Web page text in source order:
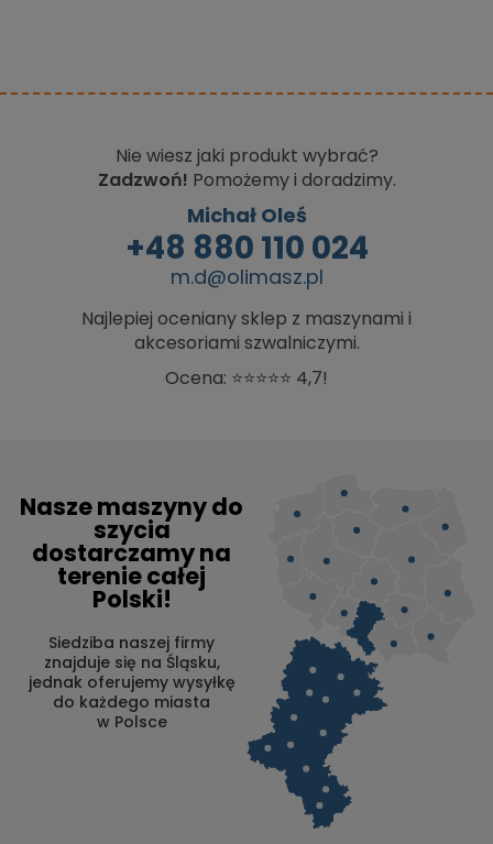
Nie wiesz jaki produkt wybrać?
Zadzwoń! Pomożemy i doradzimy.
Michał Oleś
+48 880 110 024
m.d@olimasz.pl
Najlepiej oceniany sklep z maszynami i
akcesoriami szwalniczymi.
Ocena: ⭐⭐⭐⭐⭐ 4,7!
Nasze maszyny do
szycia
dostarczamy na
terenie całej
Polski!
Siedziba naszej firmy
znajduje się na Śląsku,
jednak oferujemy wysyłkę
do każdego miasta
w Polsce